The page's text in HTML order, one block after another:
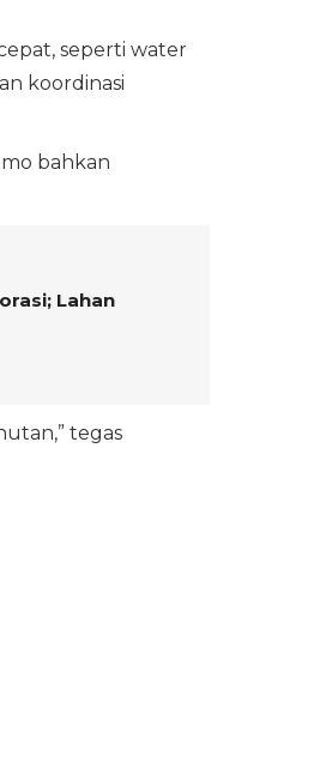
seperti water
koordinasi
bahkan
Lahan
tegas